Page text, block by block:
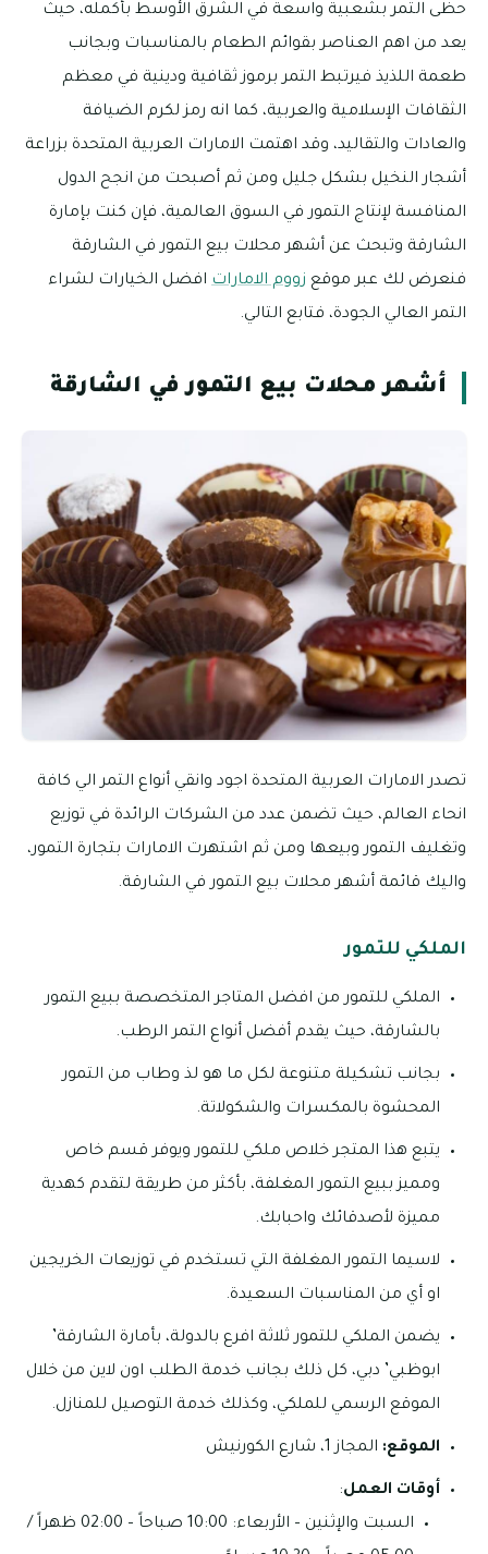
حظى التمر بشعبية واسعة في الشرق الأوسط بأكمله، حيث
يعد من اهم العناصر بقوائم الطعام بالمناسبات وبجانب
طعمة اللذيذ فيرتبط التمر برموز ثقافية ودينية في معظم
الثقافات الإسلامية والعربية، كما انه رمز لكرم الضيافة
والعادات والتقاليد، وقد اهتمت الامارات العربية المتحدة بزراعة
أشجار النخيل بشكل جليل ومن ثم أصبحت من انجح الدول
المنافسة لإنتاج التمور في السوق العالمية، فإن كنت بإمارة
الشارقة وتبحث عن أشهر محلات بيع التمور في الشارقة
فنعرض لك عبر موقع زووم الامارات افضل الخيارات لشراء
التمر العالي الجودة، فتابع التالي.
أشهر محلات بيع التمور في الشارقة
تصدر الامارات العربية المتحدة اجود وانقي أنواع التمر الي كافة
انحاء العالم، حيث تضمن عدد من الشركات الرائدة في توزيع
وتغليف التمور وبيعها ومن ثم اشتهرت الامارات بتجارة التمور،
واليك قائمة أشهر محلات بيع التمور في الشارقة.
الملكي للتمور
الملكي للتمور من افضل المتاجر المتخصصة ببيع التمور
بالشارقة، حيث يقدم أفضل أنواع التمر الرطب.
بجانب تشكيلة متنوعة لكل ما هو لذ وطاب من التمور
المحشوة بالمكسرات والشكولاتة.
يتبع هذا المتجر خلاص ملكي للتمور ويوفر قسم خاص
ومميز ببيع التمور المغلفة، بأكثر من طريقة لتقدم كهدية
مميزة لأصدقائك واحبابك.
لاسيما التمور المغلفة التي تستخدم في توزيعات الخريجين
او أي من المناسبات السعيدة.
يضمن الملكي للتمور ثلاثة افرع بالدولة، بأمارة الشارقة’
ابوظبي’ دبي، كل ذلك بجانب خدمة الطلب اون لاين من خلال
الموقع الرسمي للملكي، وكذلك خدمة التوصيل للمنازل.
الموقع: المجاز 1، شارع الكورنيش
أوقات العمل:
السبت والإثنين – الأربعاء: 10:00 صباحاً – 02:00 ظهراً /